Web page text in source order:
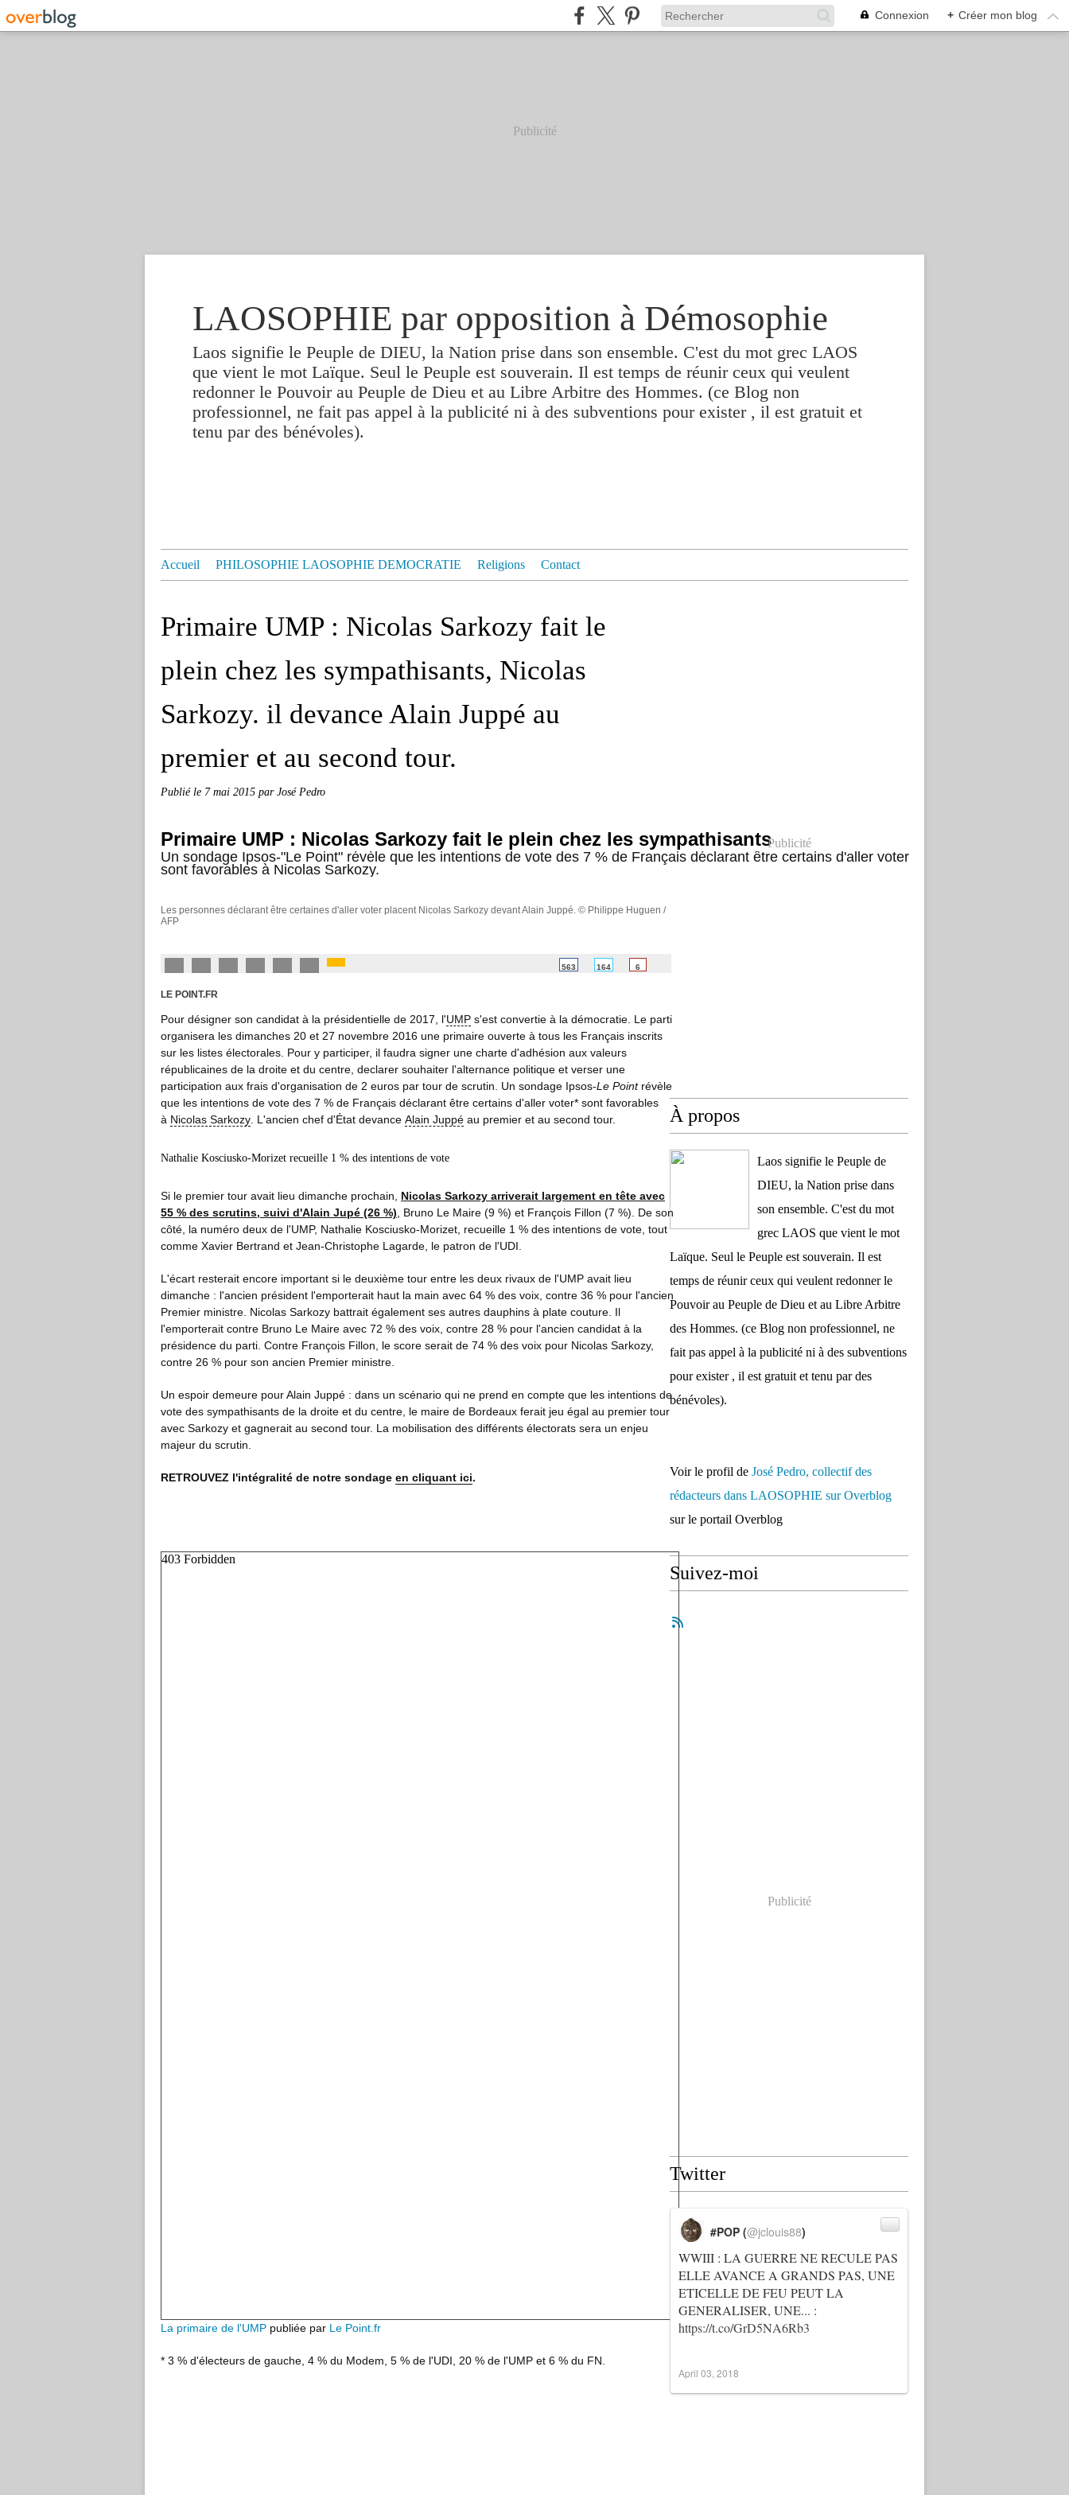
Connexion + Créer mon blog
Publicité
LAOSOPHIE par opposition à Démosophie
Laos signifie le Peuple de DIEU, la Nation prise dans son ensemble. C'est du mot grec LAOS
que vient le mot Laïque. Seul le Peuple est souverain. Il est temps de réunir ceux qui veulent
redonner le Pouvoir au Peuple de Dieu et au Libre Arbitre des Hommes. (ce Blog non
professionnel, ne fait pas appel à la publicité ni à des subventions pour exister , il est gratuit et
tenu par des bénévoles).
Accueil PHILOSOPHIE LAOSOPHIE DEMOCRATIE Religions Contact
Primaire UMP : Nicolas Sarkozy fait le
plein chez les sympathisants, Nicolas
Sarkozy. il devance Alain Juppé au
premier et au second tour.
Publié le 7 mai 2015 par José Pedro
Primaire UMP : Nicolas Sarkozy fait le plein chez les sympathisants
Un sondage Ipsos-"Le Point" révèle que les intentions de vote des 7 % de Français déclarant être certains d'aller voter
sont favorables à Nicolas Sarkozy.
Les personnes déclarant être certaines d'aller voter placent Nicolas Sarkozy devant Alain Juppé. © Philippe Huguen /
AFP
563 164 6
LE POINT.FR
Pour désigner son candidat à la présidentielle de 2017, l'UMP s'est convertie à la démocratie. Le parti
organisera les dimanches 20 et 27 novembre 2016 une primaire ouverte à tous les Français inscrits
sur les listes électorales. Pour y participer, il faudra signer une charte d'adhésion aux valeurs
républicaines de la droite et du centre, declarer souhaiter l'alternance politique et verser une
participation aux frais d'organisation de 2 euros par tour de scrutin. Un sondage Ipsos-Le Pointrévèle
que les intentions de vote des 7 % de Français déclarant être certains d'aller voter* sont favorables
à Nicolas Sarkozy . L'ancien chef d'État devance Alain Juppé au premier et au second tour.
Nathalie Kosciusko-Morizet recueille 1 % des intentions de vote
Si le premier tour avait lieu dimanche prochain, Nicolas Sarkozy arriverait largement en tête avec
55 % des scrutins, suivi d'Alain Jupé (26 %) , Bruno Le Maire (9 %) et François Fillon (7 %). De son
côté, la numéro deux de l'UMP, Nathalie Kosciusko-Morizet, recueille 1 % des intentions de vote, tout
comme Xavier Bertrand et Jean-Christophe Lagarde, le patron de l'UDI.
L'écart resterait encore important si le deuxième tour entre les deux rivaux de l'UMP avait lieu
dimanche : l'ancien président l'emporterait haut la main avec 64 % des voix, contre 36 % pour l'ancien
Premier ministre. Nicolas Sarkozy battrait également ses autres dauphins à plate couture. Il
l'emporterait contre Bruno Le Maire avec 72 % des voix, contre 28 % pour l'ancien candidat à la
présidence du parti. Contre François Fillon, le score serait de 74 % des voix pour Nicolas Sarkozy,
contre 26 % pour son ancien Premier ministre.
Un espoir demeure pour Alain Juppé : dans un scénario qui ne prend en compte que les intentions de
vote des sympathisants de la droite et du centre, le maire de Bordeaux ferait jeu égal au premier tour
avec Sarkozy et gagnerait au second tour. La mobilisation des différents électorats sera un enjeu
majeur du scrutin.
RETROUVEZ l'intégralité de notre sondage en cliquant ici.
La primaire de l'UMP publiée par Le Point.fr
* 3 % d'électeurs de gauche, 4 % du Modem, 5 % de l'UDI, 20 % de l'UMP et 6 % du FN.
Publicité
À propos
Laos signifie le Peuple de
DIEU, la Nation prise dans
son ensemble. C'est du mot
grec LAOS que vient le mot
Laïque. Seul le Peuple est souverain. Il est
temps de réunir ceux qui veulent redonner le
Pouvoir au Peuple de Dieu et au Libre Arbitre
des Hommes. (ce Blog non professionnel, ne
fait pas appel à la publicité ni à des subventions
pour exister , il est gratuit et tenu par des
bénévoles).
Voir le profil de José Pedro, collectif des
rédacteurs dans LAOSOPHIE sur Overblog
sur le portail Overblog
Suivez-moi
Publicité
Twitter
WWIII : LA GUERRE NE RECULE PAS
ELLE AVANCE A GRANDS PAS, UNE
ETICELLE DE FEU PEUT LA
GENERALISER, UNE... :
https://t.co/GrD5NA6Rb3
#POP (@jclouis88)
April 03, 2018